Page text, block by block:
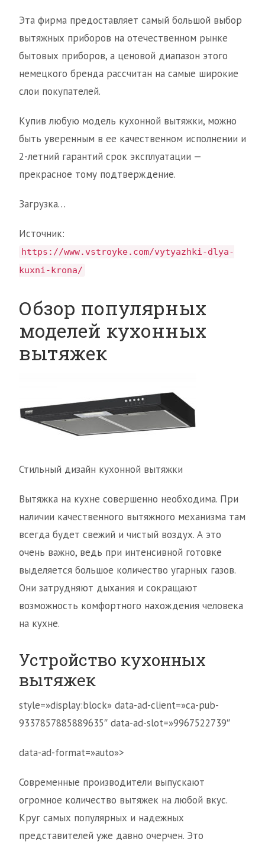
Эта фирма предоставляет самый большой выбор
вытяжных приборов на отечественном рынке
бытовых приборов, а ценовой диапазон этого
немецкого бренда рассчитан на самые широкие
слои покупателей.
Купив любую модель кухонной вытяжки, можно
быть уверенным в ее качественном исполнении и
2-летний гарантий срок эксплуатации —
прекрасное тому подтверждение.
Загрузка…
Источник:
https://www.vstroyke.com/vytyazhki-dlya-
kuxni-krona/
Обзор популярных
моделей кухонных
вытяжек
Стильный дизайн кухонной вытяжки
Вытяжка на кухне совершенно необходима. При
наличии качественного вытяжного механизма там
всегда будет свежий и чистый воздух. А это
очень важно, ведь при интенсивной готовке
выделяется большое количество угарных газов.
Они затрудняют дыхания и сокращают
возможность комфортного нахождения человека
на кухне.
Устройство кухонных
вытяжек
style=»display:block» data-ad-client=»ca-pub-
9337857885889635″ data-ad-slot=»9967522739″
data-ad-format=»auto»>
Современные производители выпускают
огромное количество вытяжек на любой вкус.
Круг самых популярных и надежных
представителей уже давно очерчен. Это